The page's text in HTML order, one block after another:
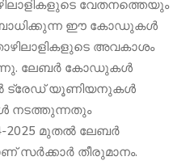
വേതനത്തെയും
ഈ കോ‍ഡുകൾ
അവകാശം
ലേബർ കോഡുകൾ
ട്രേഡ് യൂണിയനുകൾ
നടത്തുന്നതും
2025 മുതൽ ലേബർ
സർക്കാർ തീരുമാനം.